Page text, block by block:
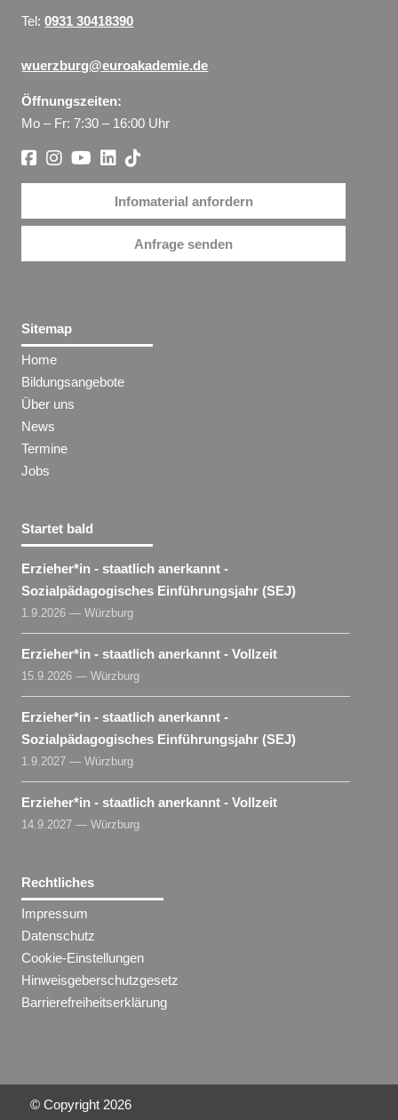
Tel:0931 30418390
wuerzburg@euroakademie.de
Öffnungszeiten:
Mo – Fr: 7:30 – 16:00 Uhr
Infomaterial anfordern
Anfrage senden
Sitemap
Home
Bildungsangebote
Über uns
News
Termine
Jobs
Startet bald
Erzieher​*in - staatlich anerkannt -
Sozialpädagogisches Einführungsjahr (SEJ)
1.9.2026 — Würzburg
Erzieher​*in - staatlich anerkannt - Vollzeit
15.9.2026 — Würzburg
Erzieher​*in - staatlich anerkannt -
Sozialpädagogisches Einführungsjahr (SEJ)
1.9.2027 — Würzburg
Erzieher​*in - staatlich anerkannt - Vollzeit
14.9.2027 — Würzburg
Rechtliches
Impressum
Datenschutz
Cookie-Einstellungen
Hinweisgeberschutzgesetz
Barrierefreiheitserklärung
© Copyright 2026